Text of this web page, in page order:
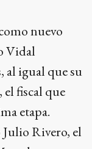
nuevo
Vidal
al igual que su
el fiscal que
etapa.
Rivero, el